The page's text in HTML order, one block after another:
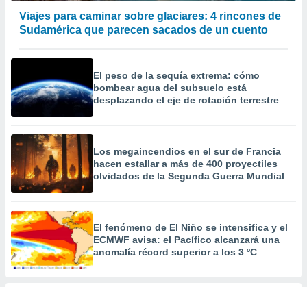
Viajes para caminar sobre glaciares: 4 rincones de
Sudamérica que parecen sacados de un cuento
El peso de la sequía extrema: cómo
bombear agua del subsuelo está
desplazando el eje de rotación terrestre
Los megaincendios en el sur de Francia
hacen estallar a más de 400 proyectiles
olvidados de la Segunda Guerra Mundial
El fenómeno de El Niño se intensifica y el
ECMWF avisa: el Pacífico alcanzará una
anomalía récord superior a los 3 ºC